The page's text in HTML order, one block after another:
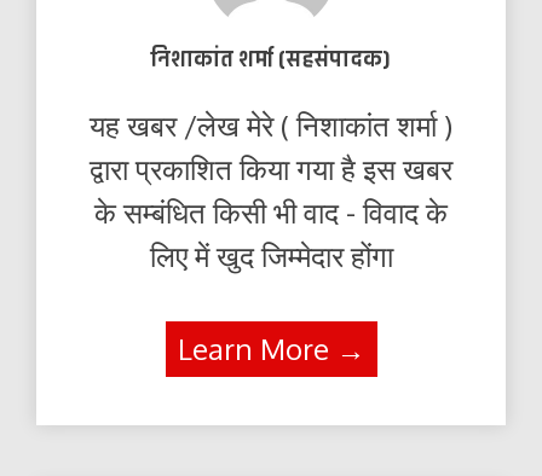
निशाकांत शर्मा (सहसंपादक)
यह खबर /लेख मेरे ( निशाकांत शर्मा )
द्वारा प्रकाशित किया गया है इस खबर
के सम्बंधित किसी भी वाद - विवाद के
लिए में खुद जिम्मेदार होंगा
Learn More →